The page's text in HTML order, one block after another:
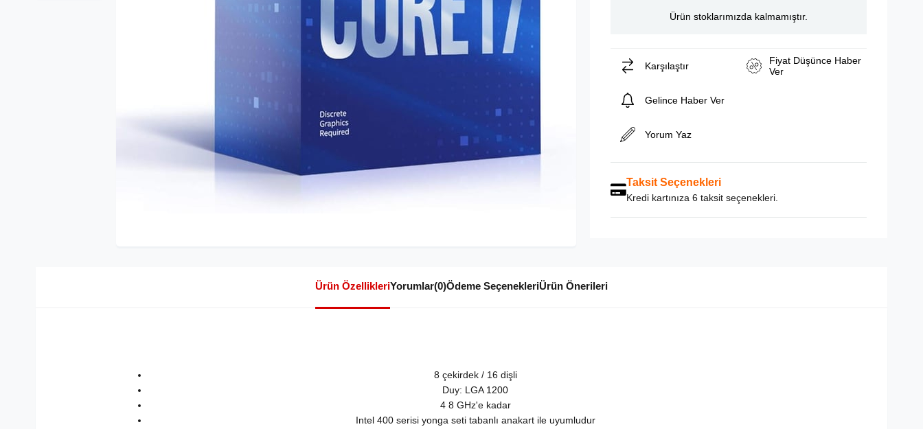
Ürün stoklarımızda kalmamıştır.
Karşılaştır
Fiyat Düşünce Haber
Ver
Gelince Haber Ver
Yorum Yaz
Taksit Seçenekleri
Kredi kartınıza 6 taksit seçenekleri.
Ürün ÖzellikleriYorumlar(0)Ödeme SeçenekleriÜrün Önerileri
8 çekirdek / 16 dişli
Duy: LGA 1200
4 8 GHz'e kadar
Intel 400 serisi yonga seti tabanlı anakart ile uyumludur